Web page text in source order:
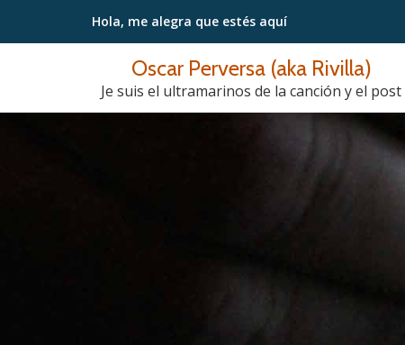
Saltar
Hola, me alegra que estés aquí
Oscar Perversa (aka Rivilla)
Je suis el ultramarinos de la canción y el post